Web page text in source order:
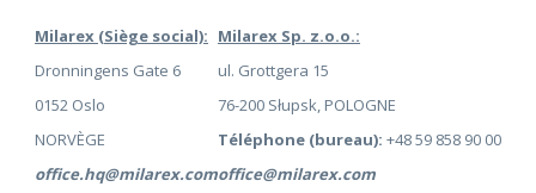
Milarex (Siège social):
Dronningens Gate 6
0152 Oslo
NORVÈGE
office.hq@milarex.com
Milarex Sp. z.o.o.:
ul. Grottgera 15
76-200 Słupsk, POLOGNE
Téléphone (bureau): +48 59 858 90 00
office@milarex.com